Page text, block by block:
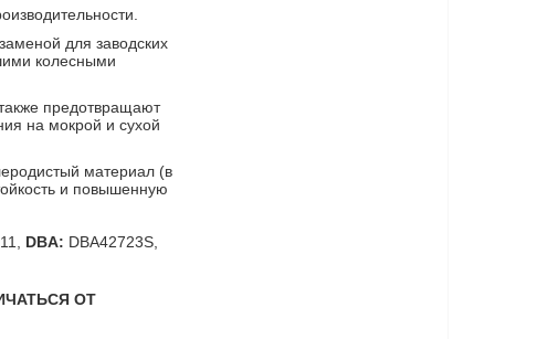
для заводских
колесными
предотвращают
на мокрой и сухой
материал (в
и повышенную
DBA: DBA42723S,
ОТ